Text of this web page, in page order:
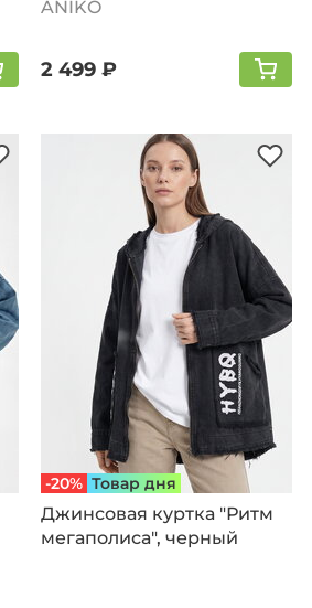
ANIKO
2 499 ₽
-20% Товар дня
Джинсовая куртка "Ритм
мегаполиса", черный